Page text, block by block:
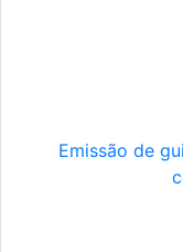
Emissão de